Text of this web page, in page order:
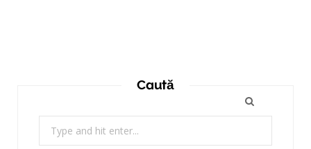
Caută
for: